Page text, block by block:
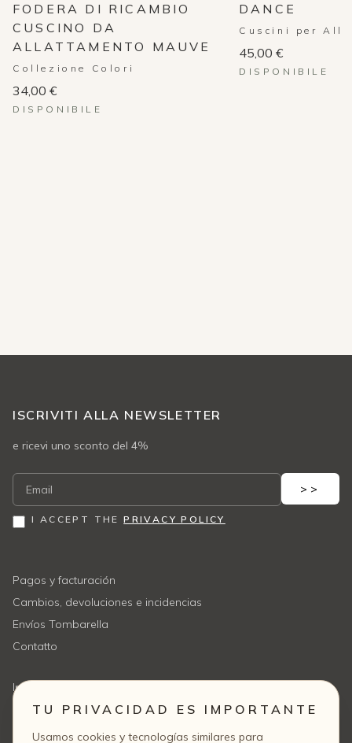
FODERA DI RICAMBIO
CUSCINO DA
ALLATTAMENTO MAUVE
Collezione Colori
34,00 €
DISPONIBILE
DANCE
Cuscini per
45,00 €
DISPONIBILE
ISCRIVITI ALLA NEWSLETTER
e ricevi uno sconto del 4%
I ACCEPT THEPRIVACY POLICY
Pagos y facturación
Cambios, devoluciones e incidencias
Envíos Tombarella
Contatto
Info de pagos
Info de envíos
Info de devoluciones
TU PRIVACIDAD ES IMPORTANTE
Usamos cookies y tecnologías similares para